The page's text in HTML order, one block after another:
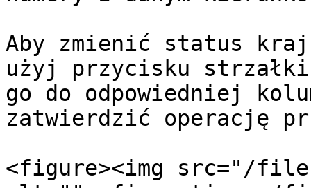
Aby zmienić status
użyj przycisku
go do odpowiedniej
zatwierdzić operację
<figure><img src="/files/